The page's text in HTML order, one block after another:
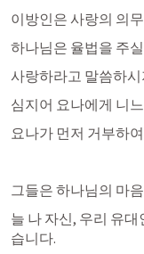
이방인은 사랑의 의
하나님은 율법을 주
사랑하라고 말씀하
심지어 요나에게 니
요나가 먼저 거부하
그들은 하나님의 마
늘 나 자신, 우리 유
습니다.